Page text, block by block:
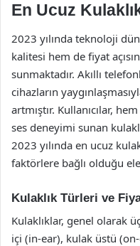
En Ucuz
2023 yılında teknoloji
kalitesi hem de fiyat
sunmaktadır. Akıllı
cihazların
artmıştır. Kullanıcılar,
ses deneyimi sunan
2023 yılında en ucuz
faktörlere bağlı olduğu ele
Kulaklık Türleri ve
Kulaklıklar, genel olarak
içi (in-ear), kulak üstü